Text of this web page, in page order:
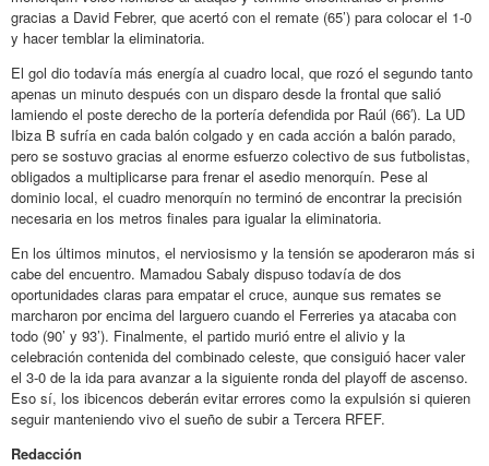
gracias a David Febrer, que acertó con el remate (65’) para colocar el 1-0
y hacer temblar la eliminatoria.
El gol dio todavía más energía al cuadro local, que rozó el segundo tanto
apenas un minuto después con un disparo desde la frontal que salió
lamiendo el poste derecho de la portería defendida por Raúl (66′). La UD
Ibiza B sufría en cada balón colgado y en cada acción a balón parado,
pero se sostuvo gracias al enorme esfuerzo colectivo de sus futbolistas,
obligados a multiplicarse para frenar el asedio menorquín. Pese al
dominio local, el cuadro menorquín no terminó de encontrar la precisión
necesaria en los metros finales para igualar la eliminatoria.
En los últimos minutos, el nerviosismo y la tensión se apoderaron más si
cabe del encuentro. Mamadou Sabaly dispuso todavía de dos
oportunidades claras para empatar el cruce, aunque sus remates se
marcharon por encima del larguero cuando el Ferreries ya atacaba con
todo (90’ y 93’). Finalmente, el partido murió entre el alivio y la
celebración contenida del combinado celeste, que consiguió hacer valer
el 3-0 de la ida para avanzar a la siguiente ronda del playoff de ascenso.
Eso sí, los ibicencos deberán evitar errores como la expulsión si quieren
seguir manteniendo vivo el sueño de subir a Tercera RFEF.
Redacción